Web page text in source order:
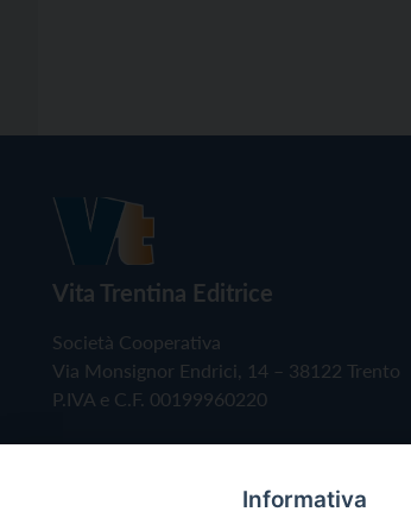
Vita Trentina Editrice
Società Cooperativa
Via Monsignor Endrici, 14 – 38122 Trento
P.IVA e C.F. 00199960220
Informativa